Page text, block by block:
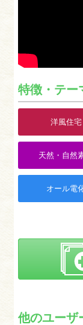
特徴・テー
洋風住宅
天然・自然
オール電
他のユーザ